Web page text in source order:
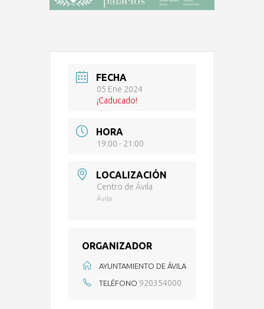
FECHA
05 Ene 2024
¡Caducado!
HORA
19:00 - 21:00
LOCALIZACIÓN
Centro de Ávila
Ávila
ORGANIZADOR
AYUNTAMIENTO DE ÁVILA
TELÉFONO 920354000